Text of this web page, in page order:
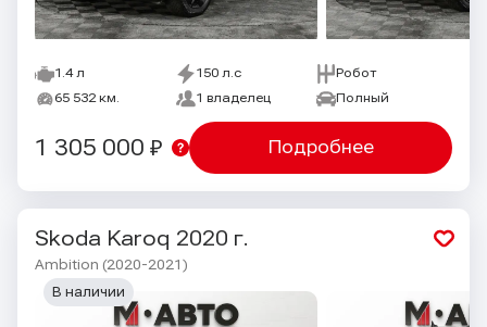
1.4 л 150 л.с
Робот
65 532 км.
1 владелец Полный
Подробнее
1 305 000 ₽
Skoda Karoq 2020 г.
Ambition (2020-2021)
В наличии